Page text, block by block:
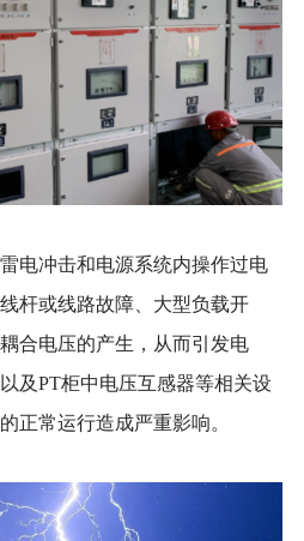
电冲击和电源系统内操作过电
杆或线路故障、大型负载开
合电压的产生，从而引发电
及PT柜中电压互感器等相关设
正常运行造成严重影响。